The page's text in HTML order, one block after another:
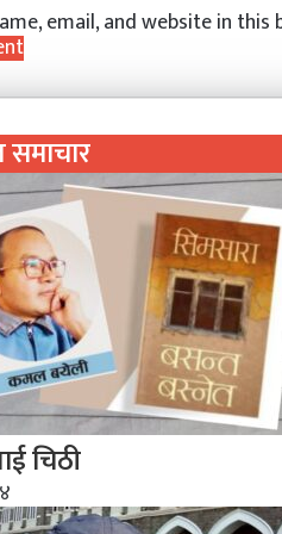
email, and website in
समाचार
चिठी